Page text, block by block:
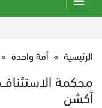
الرئيسية » أمة واحدة »
محكمة
أكشن